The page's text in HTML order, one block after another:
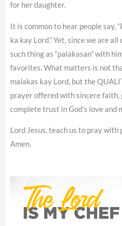
for her daughter.
It is common to hear people say,
ka kay Lord.” Yet, since we are
such thing as “palakasan” with
favorites. What matters is not
malakas kay Lord, but the
prayer offered with sincere faith,
complete trust in God’s love and
Lord Jesus, teach us to pray
Amen.